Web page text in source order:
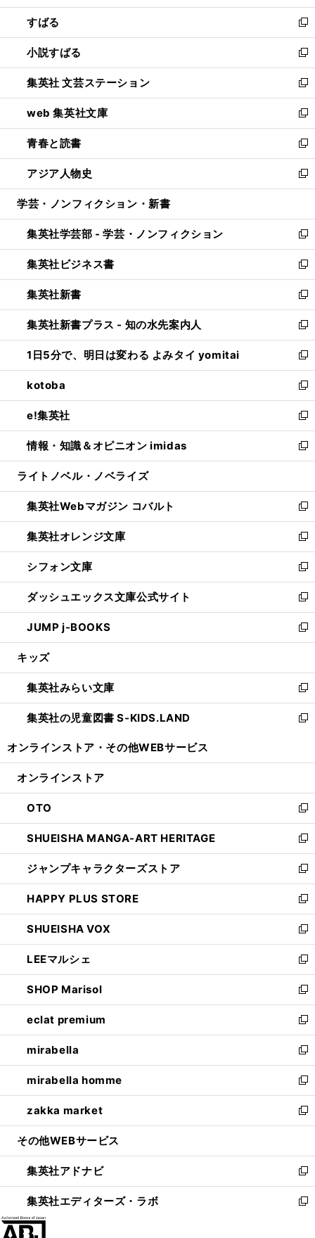
開
く
ウ
で
開
く
ン
ド
ウ
で
開
く
すばる
新
し
い
ウ
ィ
ン
ド
ウ
で
開
く
小説すばる
新
し
い
ウ
ィ
ン
ド
ウ
で
開
集英社 文芸ステーション
新
し
い
ウ
ィ
ン
ド
ウ
開
く
web 集英社文庫
新
し
い
ウ
ィ
ン
ウ
で
開
く
青春と読書
新
し
い
ウ
ン
ド
ウ
で
開
く
アジア人物史
新
し
ウ
ィ
ン
ド
ウ
で
開
く
学芸・ノンフィクション・新書
集英社学芸部 - 学芸・ノンフィクション
新
し
い
ウ
ィ
ン
ド
ウ
で
開
く
集英社ビジネス書
新
し
い
ウ
ィ
ン
ド
ウ
で
開
く
集英社新書
新
し
い
ウ
ィ
ン
ド
ウ
で
開
く
集英社新書プラス - 知の水先案内人
新
し
い
ウ
ィ
ン
ド
ウ
で
開
1日5分で、明日は変わる よみタイ yomitai
新
し
い
ウ
ィ
ン
ド
ウ
開
く
kotoba
新
し
い
ウ
ィ
ン
ウ
で
開
く
e!集英社
新
し
い
ウ
ン
ド
ウ
で
開
く
情報・知識＆オピニオン imidas
新
し
ウ
ィ
ン
ド
ウ
で
開
く
ライトノベル・ノベライズ
集英社Webマガジン コバルト
新
し
い
ウ
ィ
ン
ド
ウ
で
開
集英社オレンジ文庫
新
し
い
ウ
ィ
ン
ド
ウ
開
く
シフォン文庫
新
し
い
ウ
ィ
ン
ウ
で
開
く
ダッシュエックス文庫公式サイト
新
し
い
ウ
ン
ド
ウ
で
JUMP j-BOOKS
新
し
ウ
ィ
ン
ド
開
キッズ
集英社みらい文庫
新
し
い
ン
ウ
で
開
く
集英社の児童図書 S-KIDS.LAND
新
ウ
ン
ド
ウ
で
開
く
オンラインストア・ その他WEBサービス
オンラインストア
OTO
新
し
い
ウ
ィ
ン
ド
ウ
で
開
く
SHUEISHA MANGA-ART HERITAGE
新
し
い
ウ
ィ
ン
ド
ウ
で
開
く
ジャンプキャラクターズストア
新
し
い
ウ
ィ
ン
ド
ウ
で
開
く
HAPPY PLUS STORE
新
し
い
ウ
ィ
ン
ド
ウ
で
開
く
SHUEISHA VOX
新
し
い
ウ
ィ
ン
ド
ウ
で
開
く
LEEマルシェ
新
し
い
ウ
ィ
ン
ド
ウ
で
開
く
SHOP Marisol
新
し
い
ウ
ィ
ン
ド
ウ
で
開
eclat premium
新
し
い
ウ
ィ
ン
ド
ウ
開
く
mirabella
新
し
い
ウ
ィ
ン
ウ
で
開
く
mirabella homme
新
し
い
ウ
ン
ド
ウ
で
zakka market
新
し
ウ
ィ
ン
ド
その他WEBサービス
集英社アドナビ
新
し
い
集英社エディターズ・ラボ
新